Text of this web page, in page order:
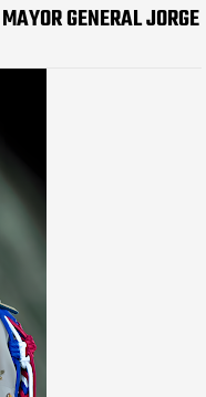
GENERAL JORGE